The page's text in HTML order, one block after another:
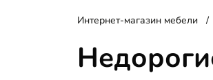
Интернет-магазин мебели